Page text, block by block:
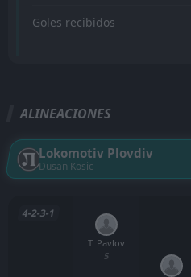
Goles recibidos
ALINEACIONES
Lokomotiv Plovdiv
Dusan Kosic
4-2-3-1
T. Pavlov
5